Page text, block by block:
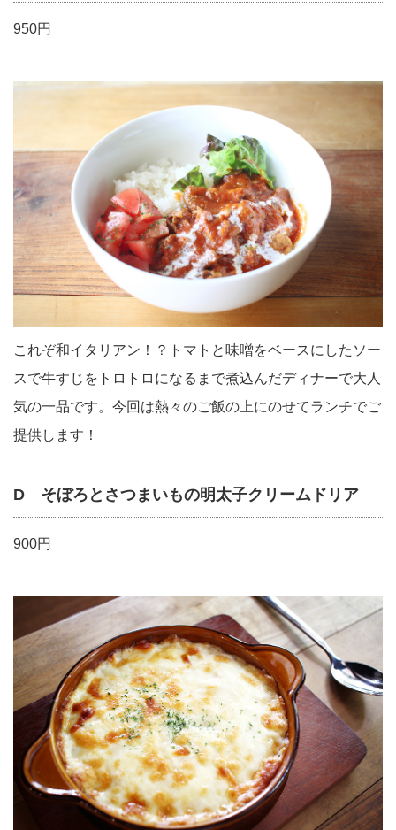
950円
これぞ和イタリアン！？トマトと味噌をベースにしたソー
スで牛すじをトロトロになるまで煮込んだディナーで大人
気の一品です。今回は熱々のご飯の上にのせてランチでご
提供します！
D そぼろとさつまいもの明太子クリームドリア
900円